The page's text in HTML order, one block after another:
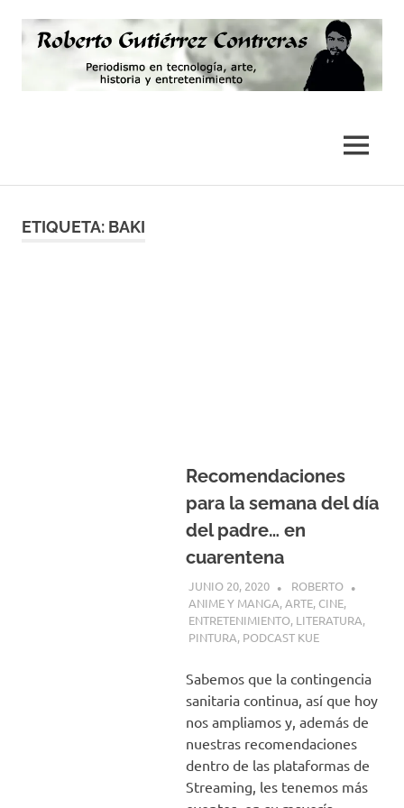
contenido
MENÚ
ETIQUETA: BAKI
Recomendaciones
para la semana del día
del padre… en
cuarentena
JUNIO 20, 2020
ROBERTO
ANIME Y MANGA,ARTE, CINE,
ENTRETENIMIENTO, LITERATURA,
PINTURA, PODCAST KUE
Sabemos que la contingencia
sanitaria continua, así que hoy
nos ampliamos y, además de
nuestras recomendaciones
dentro de las plataformas de
Streaming, les tenemos más